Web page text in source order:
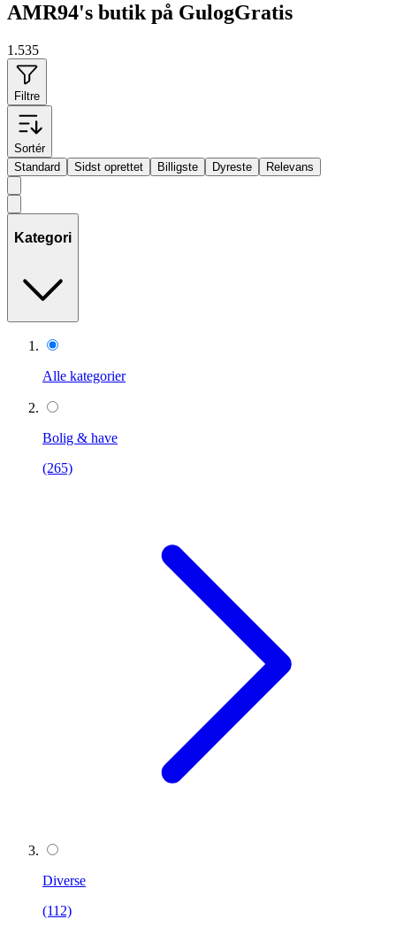
AMR94's butik på GulogGratis
1.535
Filtre
Sortér
Standard
Sidst oprettet Billigste Dyreste Relevans
Kategori
Alle kategorier
Bolig & have
(265)
Diverse
(112)